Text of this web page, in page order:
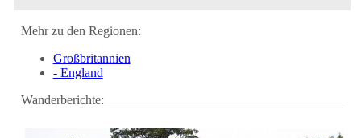
Mehr zu den Regionen:
Großbritannien
- England
Wanderberichte: